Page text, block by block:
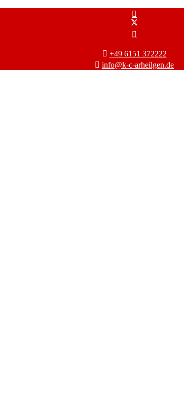
+49 6151 372222
info@k-c-arheilgen.de